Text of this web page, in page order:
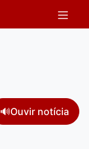
🔊Ouvir notícia